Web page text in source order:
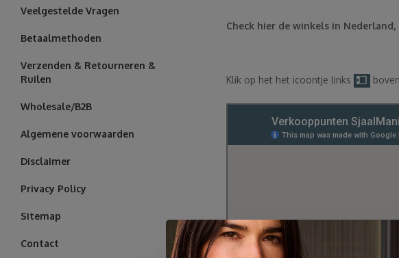
Veelgestelde Vragen
Betaalmethoden
Verzenden & Retourneren &
Ruilen
Wholesale/B2B
Algemene voorwaarden
Disclaimer
Privacy Policy
Sitemap
Contact
Check hier de winkels in Nederland,
Klik op het het icoontje links